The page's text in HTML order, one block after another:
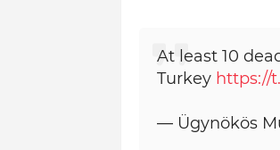
At least 10
Turkey https://
— Ügynökös